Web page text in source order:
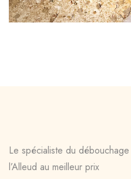
Le spécialiste du
l’Alleud au meilleur prix